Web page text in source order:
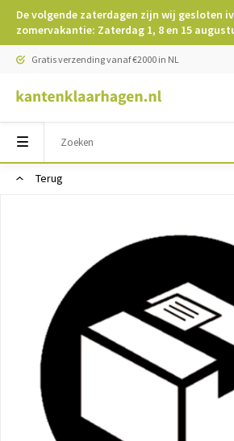
De volgende zaterdagen zijn wij gesloten
zomervakantie: Zaterdag 1, 8 en 15
Gratis verzending vanaf €2000 in NL
Terug